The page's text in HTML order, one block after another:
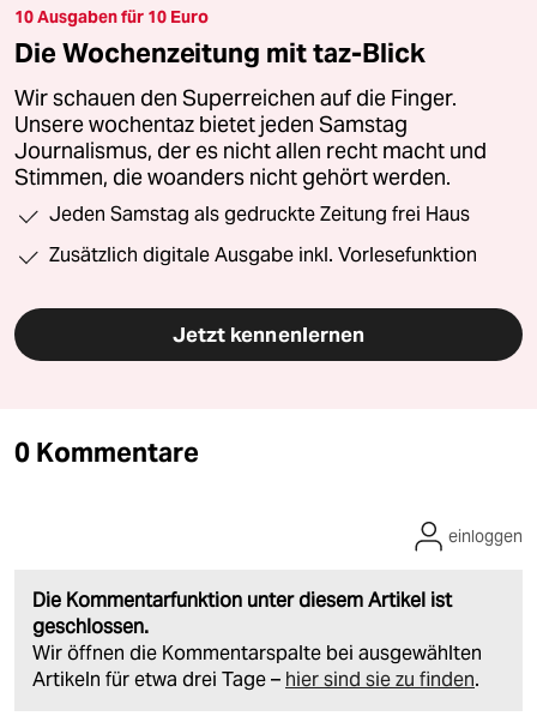
10 Ausgaben für 10 Euro
Die Wochenzeitung mit taz-Blick
Wir schauen den Superreichen auf die Finger.
Unsere wochentaz bietet jeden Samstag
Journalismus, der es nicht allen recht macht und
Stimmen, die woanders nicht gehört werden.
Jeden Samstag als gedruckte Zeitung frei Haus
Zusätzlich digitale Ausgabe inkl. Vorlesefunktion
Jetzt kennenlernen
0 Kommentare
Die Kommentarfunktion unter diesem Artikel ist
geschlossen.
Wir öffnen die Kommentarspalte bei ausgewählten
Artikeln für etwa drei Tage – hier sind sie zu finden.
einloggen